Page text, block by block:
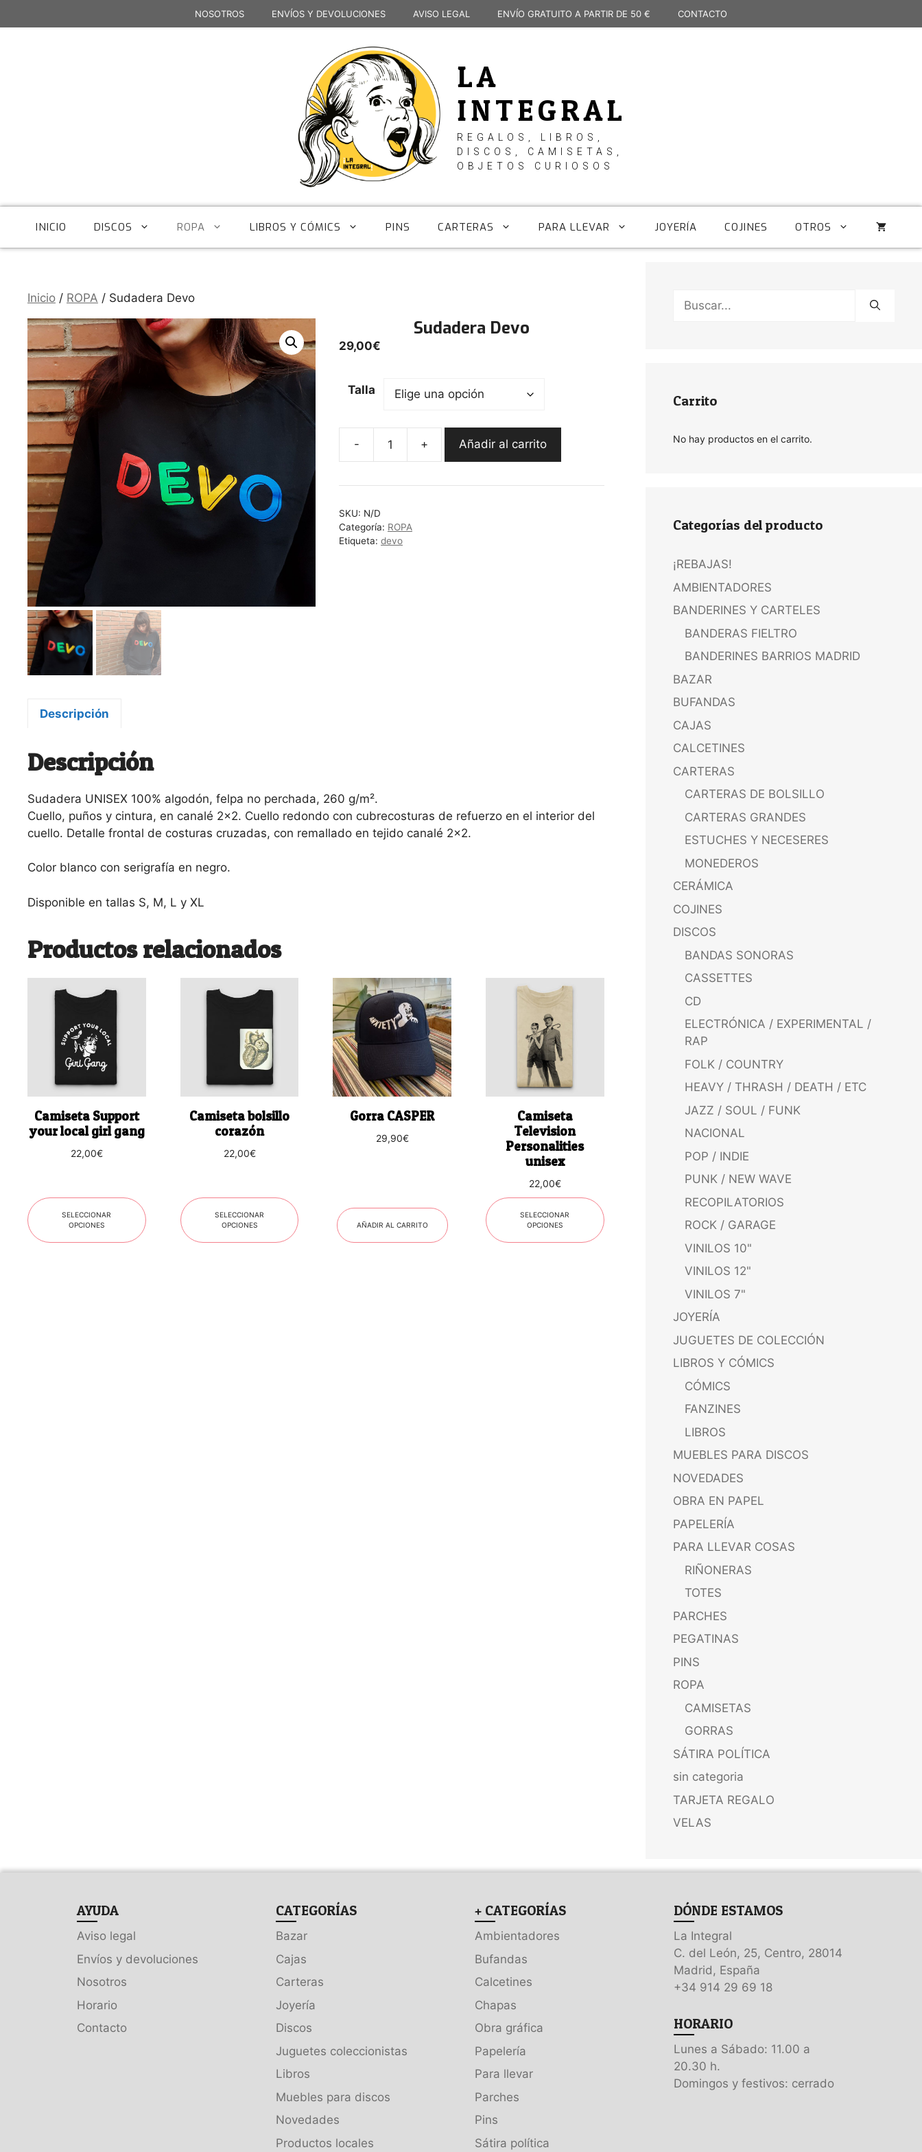
al
NOSOTROS ENVÍOS Y DEVOLUCIONES AVISO LEGAL ENVÍO GRATUITO A PARTIR DE 50 € CONTACTO
LA
INTEGRAL
REGALOS, LIBROS,
DISCOS, CAMISETAS,
OBJETOS CURIOSOS
INICIO DISCOS ROPA LIBROS Y CÓMICS PINS CARTERAS PARA LLEVAR JOYERÍA COJINES OTROS
Inicio / ROPA / Sudadera Devo
Sudadera Devo
29,00€
Talla
-
Sudadera
cantidad
+ Añadir al carrito
SKU: N/D
Categoría: ROPA
Etiqueta:devo
Descripción
Descripción
Sudadera UNISEX 100% algodón, felpa no perchada, 260 g/m².
Cuello, puños y cintura, en canalé 2×2. Cuello redondo con cubrecosturas de refuerzo en el interior del
cuello. Detalle frontal de costuras cruzadas, con remallado en tejido canalé 2×2.
Color blanco con serigrafía en negro.
Disponible en tallas S, M, L y XL
Productos relacionados
Camiseta Support
your local girl gang
22,00€
SELECCIONAR
OPCIONES
producto
múltiples
variantes.
opciones
pueden
elegir
de
producto
Camiseta bolsillo
corazón
22,00€
SELECCIONAR
OPCIONES
producto
opciones
pueden
de
producto
Gorra CASPER
29,90€
AÑADIR AL CARRITO
Camiseta
Television
Personalities
unisex
22,00€
SELECCIONAR
OPCIONES
múltiples
variantes.
opciones
pueden
elegir
de
producto
Buscar:
Carrito
No hay productos en el carrito.
Categorías del producto
¡REBAJAS!
AMBIENTADORES
BANDERINES Y CARTELES
BANDERAS FIELTRO
BANDERINES BARRIOS MADRID
BAZAR
BUFANDAS
CAJAS
CALCETINES
CARTERAS
CARTERAS DE BOLSILLO
CARTERAS GRANDES
ESTUCHES Y NECESERES
MONEDEROS
CERÁMICA
COJINES
DISCOS
BANDAS SONORAS
CASSETTES
CD
ELECTRÓNICA / EXPERIMENTAL /
RAP
FOLK / COUNTRY
HEAVY / THRASH / DEATH / ETC
JAZZ / SOUL / FUNK
NACIONAL
POP / INDIE
PUNK / NEW WAVE
RECOPILATORIOS
ROCK / GARAGE
VINILOS 10"
VINILOS 12"
VINILOS 7"
JOYERÍA
JUGUETES DE COLECCIÓN
LIBROS Y CÓMICS
CÓMICS
FANZINES
LIBROS
MUEBLES PARA DISCOS
NOVEDADES
OBRA EN PAPEL
PAPELERÍA
PARA LLEVAR COSAS
RIÑONERAS
TOTES
PARCHES
PEGATINAS
PINS
ROPA
CAMISETAS
GORRAS
SÁTIRA POLÍTICA
sin categoria
TARJETA REGALO
VELAS
AYUDA
Aviso legal
Envíos y devoluciones
Nosotros
Horario
Contacto
CATEGORÍAS
Bazar
Cajas
Carteras
Joyería
Discos
Juguetes coleccionistas
Libros
Muebles para discos
Novedades
Productos locales
+ CATEGORÍAS
Ambientadores
Bufandas
Calcetines
Chapas
Obra gráfica
Papelería
Para llevar
Parches
Pins
Sátira política
DÓNDE ESTAMOS
La Integral
C. del León, 25, Centro, 28014
Madrid, España
+34 914 29 69 18
HORARIO
Lunes a Sábado: 11.00 a
20.30 h.
Domingos y festivos: cerrado